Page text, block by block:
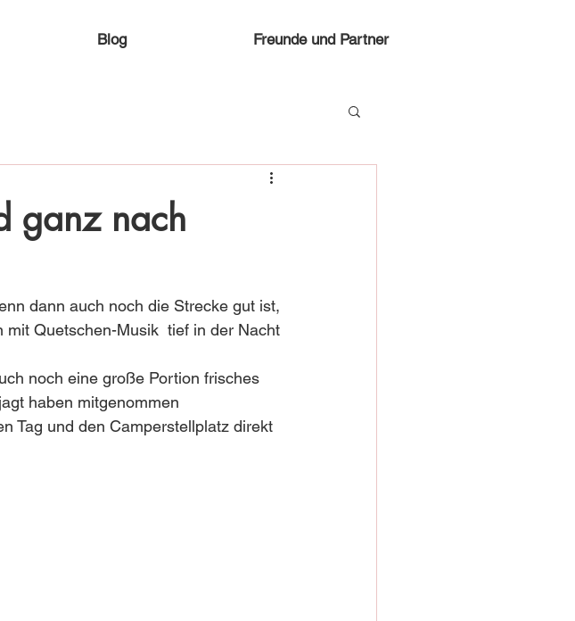
Blog Freunde und Partner
ganz nach
dann auch noch die Strecke gut ist,
Quetschen-Musik  tief in der Nacht
noch eine große Portion frisches
haben mitgenommen
Tag und den Camperstellplatz direkt